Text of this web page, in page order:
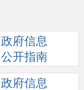
政府信息
公开指南
政府信息